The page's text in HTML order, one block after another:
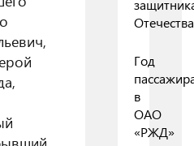
Отечества
Год
в
ОАО
«РЖД»